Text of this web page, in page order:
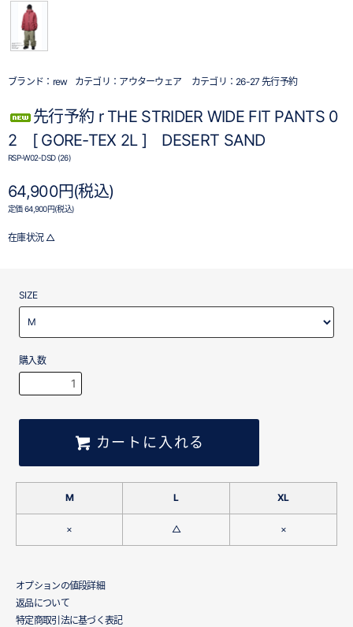
ブランド： rew カテゴリ： アウターウェア カテゴリ： 26-27 先行予約
先行予約 r THE STRIDER WIDE FIT PANTS 0
2 [ GORE-TEX 2L ] DESERT SAND
RSP-W02-DSD (26)
64,900円(税込)
定価 64,900円(税込)
在庫状況 △
SIZE
購入数
カートに入れる
M L XL
× △ ×
オプションの値段詳細
返品について
特定商取引法に基づく表記